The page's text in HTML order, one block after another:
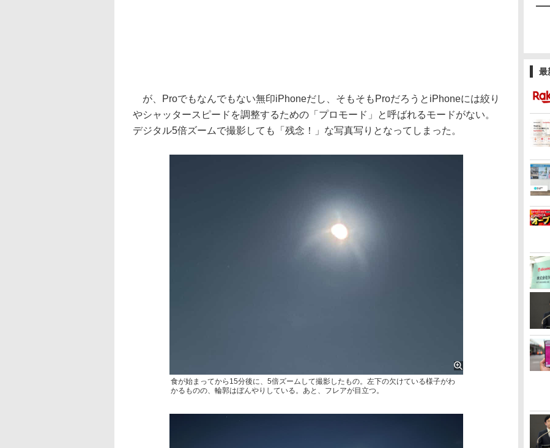
最
が、Proでもなんでもない無印iPhoneだし、そもそもProだろうとiPhoneには絞り
やシャッタースピードを調整するための「プロモード」と呼ばれるモードがない。
デジタル5倍ズームで撮影しても「残念！」な写真写りとなってしまった。
食が始まってから15分後に、5倍ズームして撮影したもの。左下の欠けている様子がわ
かるものの、輪郭はぼんやりしている。あと、フレアが目立つ。